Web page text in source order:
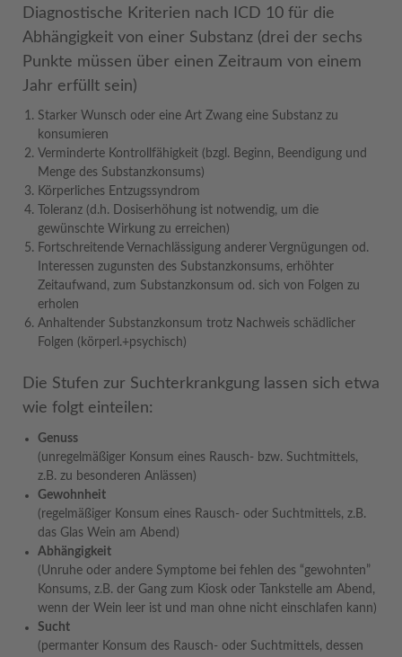
Diagnostische Kriterien nach ICD 10 für die
Abhängigkeit von einer Substanz (drei der sechs
Punkte müssen über einen Zeitraum von einem
Jahr erfüllt sein)
Starker Wunsch oder eine Art Zwang eine Substanz zu
konsumieren
Verminderte Kontrollfähigkeit (bzgl. Beginn, Beendigung und
Menge des Substanzkonsums)
Körperliches Entzugssyndrom
Toleranz (d.h. Dosiserhöhung ist notwendig, um die
gewünschte Wirkung zu erreichen)
Fortschreitende Vernachlässigung anderer Vergnügungen od.
Interessen zugunsten des Substanzkonsums, erhöhter
Zeitaufwand, zum Substanzkonsum od. sich von Folgen zu
erholen
Anhaltender Substanzkonsum trotz Nachweis schädlicher
Folgen (körperl.+psychisch)
Die Stufen zur Suchterkrankgung lassen sich etwa
wie folgt einteilen:
Genuss
(unregelmäßiger Konsum eines Rausch- bzw. Suchtmittels,
z.B. zu besonderen Anlässen)
Gewohnheit
(regelmäßiger Konsum eines Rausch- oder Suchtmittels, z.B.
das Glas Wein am Abend)
Abhängigkeit
(Unruhe oder andere Symptome bei fehlen des “gewohnten”
Konsums, z.B. der Gang zum Kiosk oder Tankstelle am Abend,
wenn der Wein leer ist und man ohne nicht einschlafen kann)
Sucht
(permanter Konsum des Rausch- oder Suchtmittels, dessen